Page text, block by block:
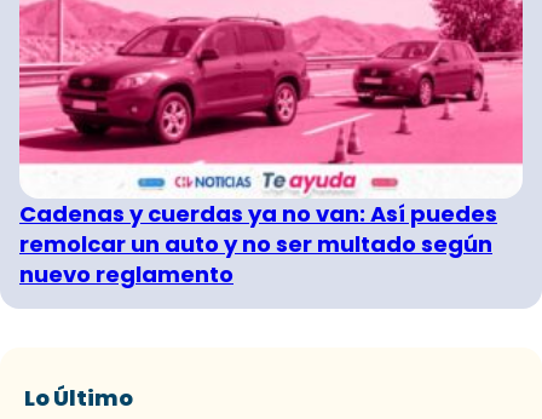
Cadenas y cuerdas ya no van: Así puedes
remolcar un auto y no ser multado según
nuevo reglamento
Lo Último